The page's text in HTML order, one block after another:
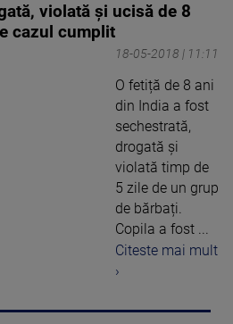
violată și ucisă de 8
cazul cumplit
18-05-2018 | 11:11
O fetiță de 8 ani
din India a fost
sechestrată,
drogată și
violată timp de
5 zile de un grup
de bărbați.
Copila a fost ...
Citeste mai mult
›